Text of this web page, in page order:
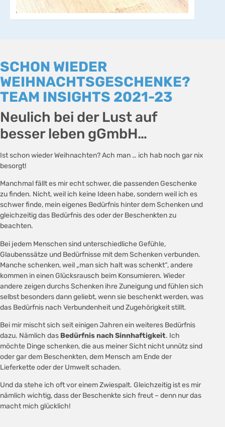
SCHON WIEDER
WEIHNACHTSGESCHENKE?
TEAM INSIGHTS 2021-23
Neulich bei der Lust auf
besser leben gGmbH…
Ist schon wieder Weihnachten? Ach man … ich hab noch gar nix
besorgt!
Manchmal fällt es mir echt schwer, die passenden Geschenke
zu finden. Nicht, weil ich keine Ideen habe, sondern weil ich es
schwer finde, mein eigenes Bedürfnis hinter dem Schenken und
gleichzeitig das Bedürfnis des oder der Beschenkten zu
beachten.
Bei jedem Menschen sind unterschiedliche Gefühle,
Glaubenssätze und Bedürfnisse mit dem Schenken verbunden.
Manche schenken, weil „man sich halt was schenkt“, andere
kommen in einen Glücksrausch beim Konsumieren. Wieder
andere zeigen durchs Schenken ihre Zuneigung und fühlen sich
selbst besonders dann geliebt, wenn sie beschenkt werden, was
das Bedürfnis nach Verbundenheit und Zugehörigkeit stillt.
Bei mir mischt sich seit einigen Jahren ein weiteres Bedürfnis
dazu. Nämlich das Bedürfnis nach Sinnhaftigkeit. Ich
möchte Dinge schenken, die aus meiner Sicht nicht unnütz sind
oder gar dem Beschenkten, dem Mensch am Ende der
Lieferkette oder der Umwelt schaden.
Und da stehe ich oft vor einem Zwiespalt. Gleichzeitig ist es mir
nämlich wichtig, dass der Beschenkte sich freut – denn nur das
macht mich glücklich!